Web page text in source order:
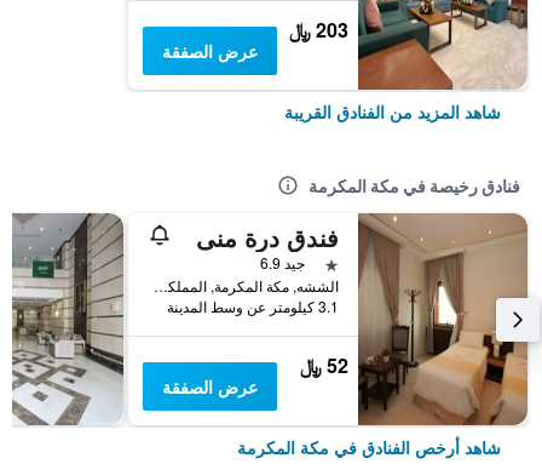
203 ﷼
عرض الصفقة
شاهد المزيد من الفنادق القريبة
فنادق رخيصة في مكة المكرمة
فندق درة منى
نجمة واحدة
جيد 6.9
الششه, مكة المكرمة, المملكة العربية السعودية
3.1 كيلومتر عن وسط المدينة
52 ﷼
عرض الصفقة
شاهد أرخص الفنادق في مكة المكرمة